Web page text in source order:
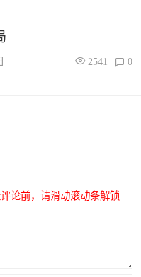
2541 0
论前，请滑动滚动条解锁